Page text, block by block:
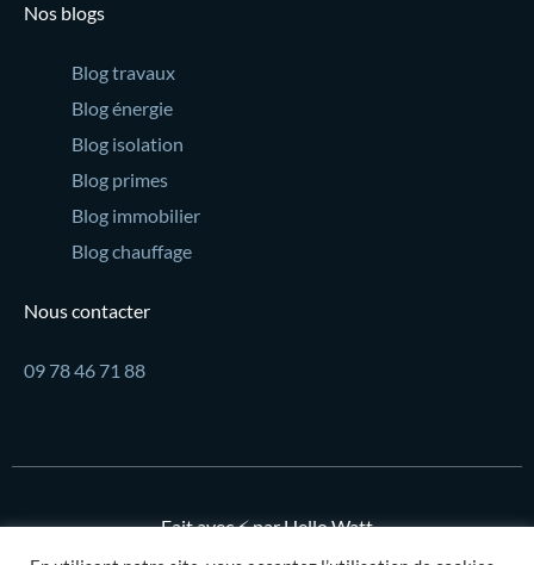
Nos blogs
Blog travaux
Blog énergie
Blog isolation
Blog primes
Blog immobilier
Blog chauffage
Nous contacter
09 78 46 71 88
Fait avec ⚡ par Hello Watt